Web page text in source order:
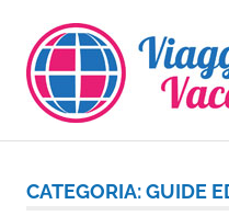
contenuto
CATEGORIA:GUIDE